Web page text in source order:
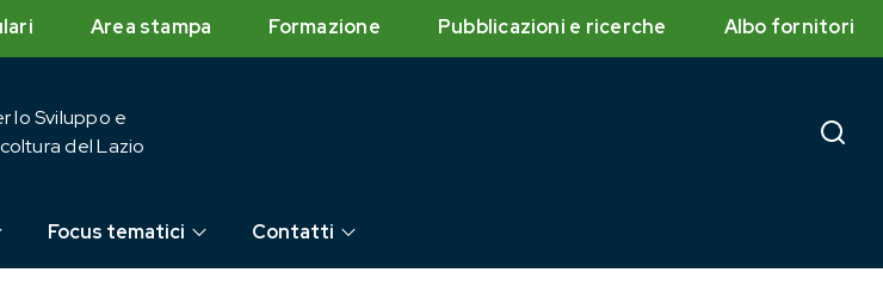
Area stampa Formazione Pubblicazioni e ricerche Albo fornitori
lo Sviluppo e
del Lazio
Focus tematici Contatti